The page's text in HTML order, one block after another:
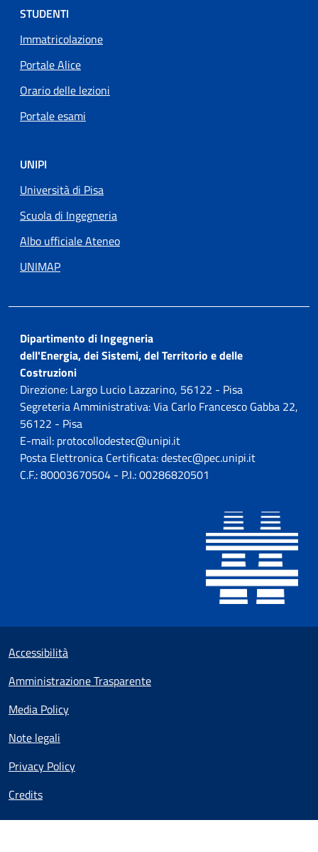
STUDENTI
Immatricolazione
Portale Alice
Orario delle lezioni
Portale esami
UNIPI
Università di Pisa
Scuola di Ingegneria
Albo ufficiale Ateneo
UNIMAP
Dipartimento di Ingegneria
dell'Energia, dei Sistemi, del Territorio e delle
Costruzioni
Direzione: Largo Lucio Lazzarino, 56122 - Pisa
Segreteria Amministrativa: Via Carlo Francesco Gabba 22,
56122 - Pisa
E-mail: protocollodestec@unipi.it
Posta Elettronica Certificata: destec@pec.unipi.it
C.F.: 80003670504 - P.I.: 00286820501
Small prints
Sezione Link utili
Accessibilità
Amministrazione Trasparente
Media Policy
Note legali
Privacy Policy
Credits